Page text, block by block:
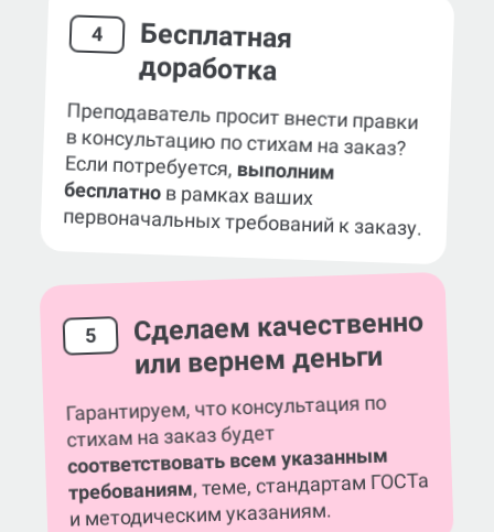
4 Бесплатная
доработка
Преподаватель просит внести правки
в консультацию по стихам на заказ?
Если потребуется,выполним
бесплатнов рамках ваших
первоначальных требований к заказу.
5 Сделаем качественно
или вернем деньги
Гарантируем, что консультация по
стихам на заказ будет
соответствовать всем указанным
требованиям, теме, стандартам ГОСТа
и методическим указаниям.